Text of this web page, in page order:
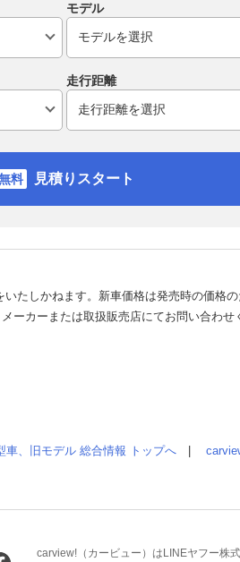
モデル
走行距離
見積りスタート
たしかねます。新車価格は発売時の価格
ーカーまたは取扱販売店にてお問い合わせ
車、旧モデル 総合情報 トップへ
carview!（カービュー）はLINEヤフー株